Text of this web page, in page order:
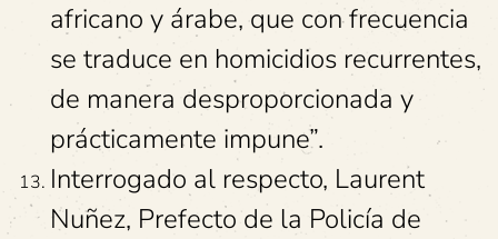
africano y árabe, que con frecuencia
se traduce en homicidios recurrentes,
de manera desproporcionada y
prácticamente impune”.
Interrogado al respecto, Laurent
Nuñez, Prefecto de la Policía de